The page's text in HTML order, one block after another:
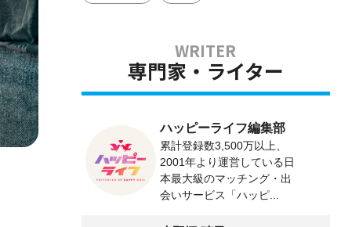
専門家・ライター
ハッピーライフ編集部
累計登録数3,500万以上、
2001年より運営している日
本最大級のマッチング・出
会いサービス「ハッピ...